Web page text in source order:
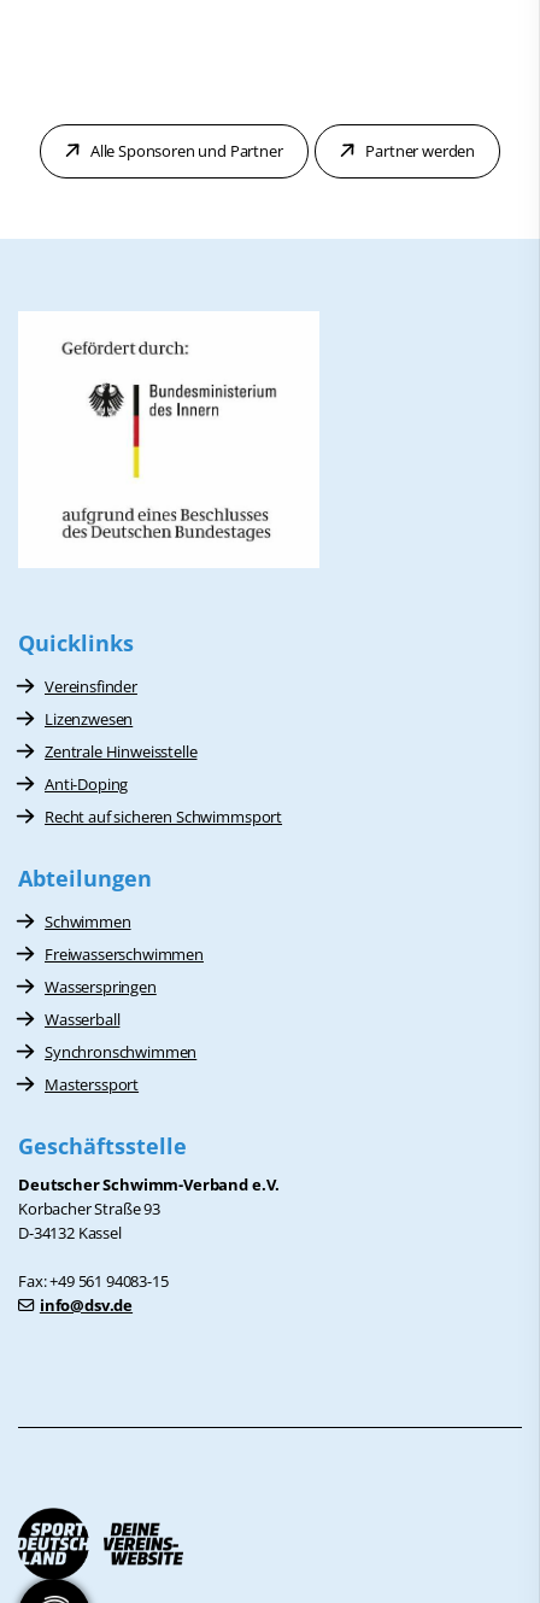
Alle Sponsoren und Partner Partner werden
Quicklinks
Vereinsfinder
Lizenzwesen
Zentrale Hinweisstelle
Anti-Doping
Recht auf sicheren Schwimmsport
Abteilungen
Schwimmen
Freiwasserschwimmen
Wasserspringen
Wasserball
Synchronschwimmen
Masterssport
Geschäftsstelle
Deutscher Schwimm-Verband e.V.
Korbacher Straße 93
D-34132 Kassel
Fax: +49 561 94083-15
info@dsv.de